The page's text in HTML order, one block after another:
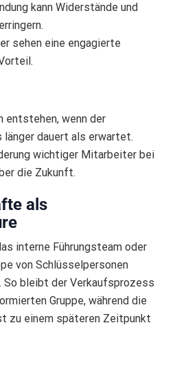
kann Widerstände und
sehen eine engagierte
entstehen, wenn der
dauert als erwartet.
wichtiger Mitarbeiter bei
die Zukunft.
als
interne Führungsteam oder
von Schlüsselpersonen
So bleibt der Verkaufsprozess
Gruppe, während die
zu einem späteren Zeitpunkt